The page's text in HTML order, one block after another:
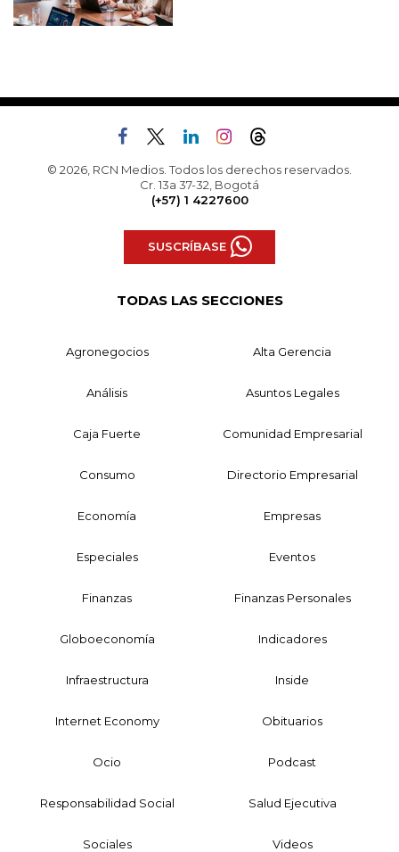
© 2026, RCN Medios. Todos los derechos reservados.
Cr. 13a 37-32, Bogotá
(+57) 1 4227600
SUSCRÍBASE
TODAS LAS SECCIONES
Agronegocios Alta Gerencia
Análisis Asuntos Legales
Caja Fuerte Comunidad Empresarial
Consumo Directorio Empresarial
Economía Empresas
Especiales Eventos
Finanzas Finanzas Personales
Globoeconomía Indicadores
Infraestructura Inside
Internet Economy Obituarios
Ocio Podcast
Responsabilidad Social Salud Ejecutiva
Sociales Videos